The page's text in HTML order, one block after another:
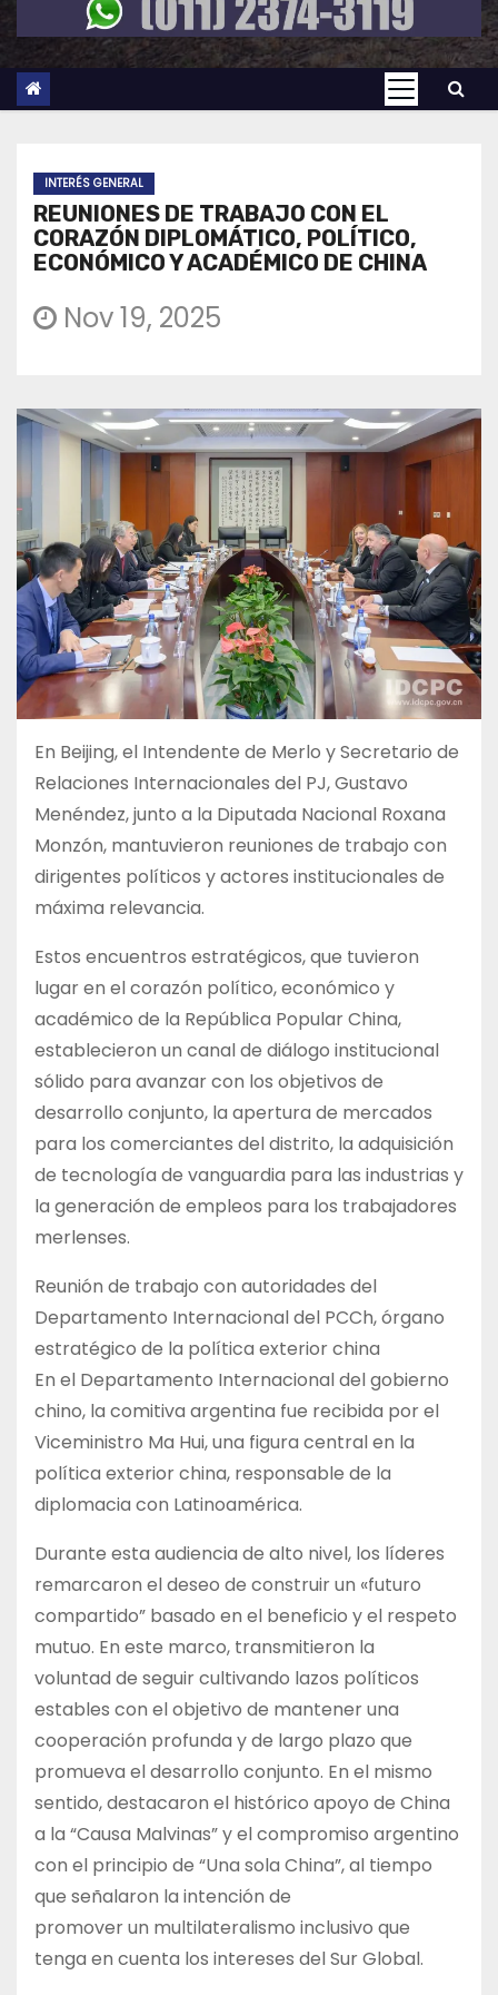
INTERÉS GENERAL
REUNIONES DE TRABAJO CON EL
CORAZÓN DIPLOMÁTICO, POLÍTICO,
ECONÓMICO Y ACADÉMICO DE CHINA
Nov 19, 2025
En Beijing, el Intendente de Merlo y Secretario de
Relaciones Internacionales del PJ, Gustavo
Menéndez, junto a la Diputada Nacional Roxana
Monzón, mantuvieron reuniones de trabajo con
dirigentes políticos y actores institucionales de
máxima relevancia.
Estos encuentros estratégicos, que tuvieron
lugar en el corazón político, económico y
académico de la República Popular China,
establecieron un canal de diálogo institucional
sólido para avanzar con los objetivos de
desarrollo conjunto, la apertura de mercados
para los comerciantes del distrito, la adquisición
de tecnología de vanguardia para las industrias y
la generación de empleos para los trabajadores
merlenses.
Reunión de trabajo con autoridades del
Departamento Internacional del PCCh, órgano
estratégico de la política exterior china
En el Departamento Internacional del gobierno
chino, la comitiva argentina fue recibida por el
Viceministro Ma Hui, una figura central en la
política exterior china, responsable de la
diplomacia con Latinoamérica.
Durante esta audiencia de alto nivel, los líderes
remarcaron el deseo de construir un «futuro
compartido” basado en el beneficio y el respeto
mutuo. En este marco, transmitieron la
voluntad de seguir cultivando lazos políticos
estables con el objetivo de mantener una
cooperación profunda y de largo plazo que
promueva el desarrollo conjunto. En el mismo
sentido, destacaron el histórico apoyo de China
a la “Causa Malvinas” y el compromiso argentino
con el principio de “Una sola China”, al tiempo
que señalaron la intención de
promover un multilateralismo inclusivo que
tenga en cuenta los intereses del Sur Global.